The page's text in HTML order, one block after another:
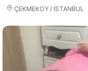
ÇEKMEKÖY / İSTANBUL